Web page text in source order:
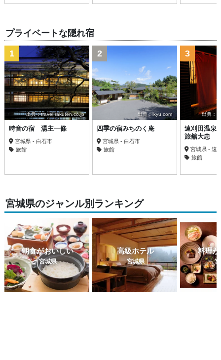
プライベートな隠れ宿
出典：travel.rakuten.co.jp
1
時音の宿 湯主一條
宮城県 - 白石市
旅館
出典：ikyu.com
2
四季の宿みちのく庵
宮城県 - 白石市
旅館
出典：
3
遠刈田温
旅舘大忠
宮城県 - 遠
旅館
宮城県のジャンル別ランキング
朝食がおいしい
宮城県
高級ホテル
宮城県
料理